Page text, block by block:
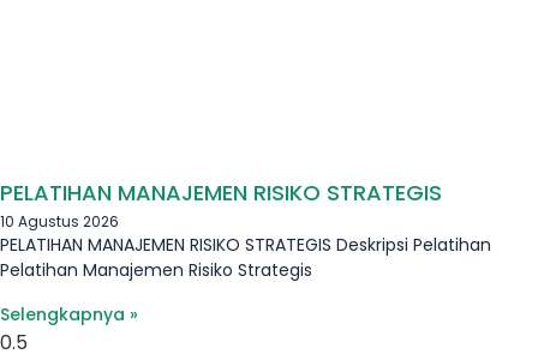
PELATIHAN MANAJEMEN RISIKO STRATEGIS
10 Agustus 2026
PELATIHAN MANAJEMEN RISIKO STRATEGIS Deskripsi Pelatihan
Pelatihan Manajemen Risiko Strategis
Selengkapnya »